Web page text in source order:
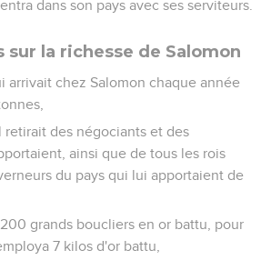
dans son pays avec ses serviteurs.
sur la richesse de Salomon
arrivait chez Salomon chaque année
retirait des négociants et des
ainsi que de tous les rois
du pays qui lui apportaient de
grands boucliers en or battu, pour
7 kilos d'or battu,